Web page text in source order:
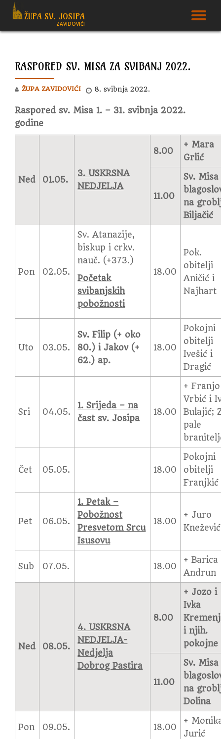
to
ŽUPA SV. JOSIPA
ZAVIDOVIĆI
RASPORED SV. MISA ZA SVIBANJ 2022.
ŽUPA ZAVIDOVIĆI 8. svibnja 2022.
Raspored sv. Misa 1. – 31. svibnja 2022.
godine
Ned 01.05.
3. USKRSNA
NEDJELJA
8.00
+ Mara
Grlić
11.00
Sv.
na
Biljačić
Pon 02.05.
Sv. Atanazije,
biskup i crkv.
nauč. (+373.)
Početak
svibanjskih
pobožnosti
18.00
Pok.
obitelji
Aničić i
Najhart
Uto 03.05.
Sv. Filip (+ oko
80.) i Jakov (+
62.) ap.
18.00
Pokojni
obitelji
Ivešić i
Dragić
Sri 04.05.
1. Srijeda – na
čast sv. Josipa
18.00
+ Franjo
Vrbić i
Bulajić;
pale
Čet 05.05. 18.00
Pokojni
obitelji
Franjkić
Pet 06.05.
1. Petak –
Pobožnost
Presvetom Srcu
Isusovu
18.00
+ Juro
Knežević
Sub 07.05. 18.00
+ Barica
Andrun
Ned 08.05.
4. USKRSNA
NEDJELJA-
Nedjelja
Dobrog Pastira
8.00
+ Jozo i
Ivka
i njih.
pokojne
11.00
Sv.
na
Dolina
Pon 09.05. 18.00
+
Jurić